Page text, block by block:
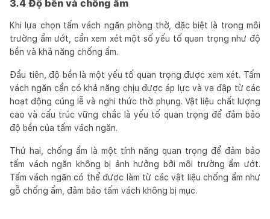
3.4 Độ bền và chống ẩm
Khi lựa chọn tấm vách ngăn phòng thờ, đặc biệt là trong môi
trường ẩm ướt, cần xem xét một số yếu tố quan trọng như độ
bền và khả năng chống ẩm.
Đầu tiên, độ bền là một yếu tố quan trọng được xem xét. Tấm
vách ngăn cần có khả năng chịu được áp lực và va đập từ các
hoạt động cúng lễ và nghi thức thờ phụng. Vật liệu chất lượng
cao và cấu trúc vững chắc là yếu tố quan trọng để đảm bảo
độ bền của tấm vách ngăn.
Thứ hai, chống ẩm là một tính năng quan trọng để đảm bảo
tấm vách ngăn không bị ảnh hưởng bởi môi trường ẩm ướt.
Tấm vách ngăn có thể được làm từ các vật liệu chống ẩm như
gỗ chống ẩm, đảm bảo tấm vách không bị mục.